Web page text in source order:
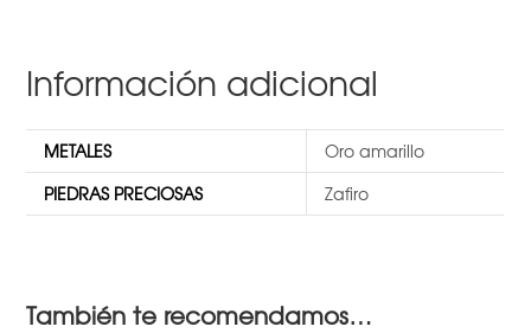
Información adicional
METALES
Oro amarillo
PIEDRAS PRECIOSAS
Zafiro
También te recomendamos…